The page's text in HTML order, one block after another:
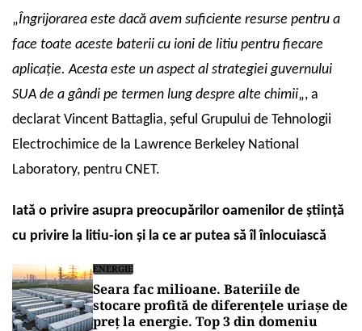
„Îngrijorarea este dacă avem suficiente resurse pentru a
face toate aceste baterii cu ioni de litiu pentru fiecare
aplicație. Acesta este un aspect al strategiei guvernului
SUA de a gândi pe termen lung despre alte chimii„, a
declarat Vincent Battaglia, șeful Grupului de Tehnologii
Electrochimice de la Lawrence Berkeley National
Laboratory, pentru CNET.
Iată o privire asupra preocupărilor oamenilor de știință
cu privire la litiu-ion și la ce ar putea să îl înlocuiască
ENERGIE
Seara fac milioane. Bateriile de
stocare profită de diferențele uriașe de
preț la energie. Top 3 din domeniu